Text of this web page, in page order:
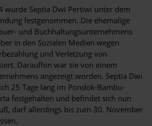
wurde Septia Dwi Pertiwi unter dem
festgenommen. Die ehemalige
und Buchhaltungsunternehmens
in den Sozialen Medien wegen
und Verletzung von
Daraufhin war sie von einem
angezeigt worden. Septia Dwi
25 Tage lang im Pondok-Bambu-
festgehalten und befindet sich nun
darf allerdings bis zum 30. November